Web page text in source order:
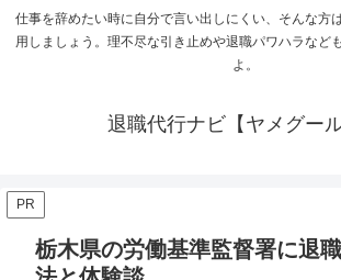
仕事を辞めたい時に自分で言い出しにくい、そんな方
用しましょう。理不尽な引き止めや退職パワハラなど
よ。
退職代行ナビ【ヤメグール
PR
栃木県の労働基準監督署に退